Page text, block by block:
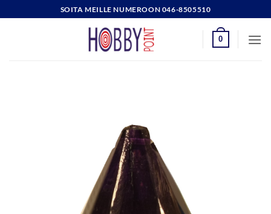
to
SOITA MEILLE NUMEROON 046-8505510
0